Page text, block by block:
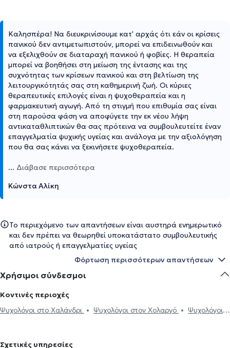
Καλησπέρα! Να διευκρινίσουμε κατ' αρχάς ότι εάν οι κρίσεις
πανικού δεν αντιμετωπιστούν, μπορεί να επιδεινωθούν και
να εξελιχθούν σε διαταραχή πανικού ή φοβίες. Η θεραπεία
μπορεί να βοηθήσει στη μείωση της έντασης και της
συχνότητας των κρίσεων πανικού και στη βελτίωση της
λειτουργικότητάς σας στη καθημερινή ζωή. Οι κύριες
θεραπευτικές επιλογές είναι η ψυχοθεραπεία και η
φαρμακευτική αγωγή. Από τη στιγμή που επιθυμία σας είναι
στη παρούσα φάση να αποφύγετε την εκ νέου λήψη
αντικαταθλιπτικών θα σας πρότεινα να συμβουλευτείτε έναν
επαγγελματία ψυχικής υγείας και ανάλογα με την αξιολόγηση
που θα σας κάνει να ξεκινήσετε ψυχοθεραπεία.
... Διάβασε περισσότερα
Κώνστα Αλίκη
Το περιεχόμενο των απαντήσεων είναι αυστηρά ενημερωτικό
και δεν πρέπει να θεωρηθεί υποκατάστατο συμβουλευτικής
από ιατρούς ή επαγγελματίες υγείας
Φόρτωση περισσότερων απαντήσεων
Χρήσιμοι σύνδεσμοι
Κοντινές περιοχές
Ψυχολόγοι στο Χαλάνδρι
Ψυχολόγοι στον Χολαργό
Ψυχολόγοι
Σχετικές υπηρεσίες